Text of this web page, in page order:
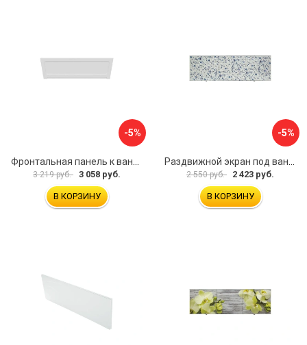
-5%
3 219 руб. 3 058 руб.
В КОРЗИНУ
-5%
2 550 руб. 2 423 руб.
В КОРЗИНУ